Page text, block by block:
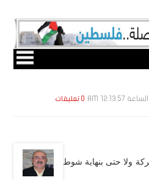
0 تعليقات
ولا حتى بنهاية شوط